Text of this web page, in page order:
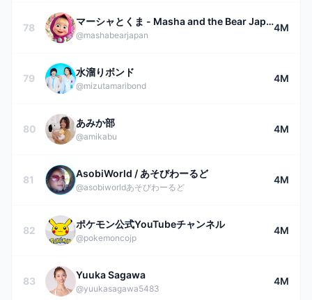
78
マーシャとくま - Masha and the Bear Japan
@mashabearjapan
4M
79
水溜りボンド
@mizutamaribond
4M
80
あみか部
@amikabu
4M
81
AsobiWorld / あそびわーるど
@asobiworldあそびわーるど
4M
82
ポケモン公式YouTubeチャンネル
@pokemoncojp
4M
83
Yuuka Sagawa
@yuukasagawa5483
4M